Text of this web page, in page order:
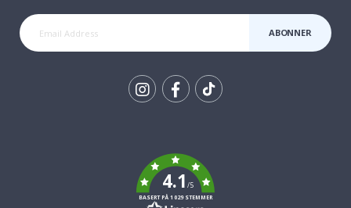
ABONNER
4.1/5
BASERT PÅ 1029 STEMMER